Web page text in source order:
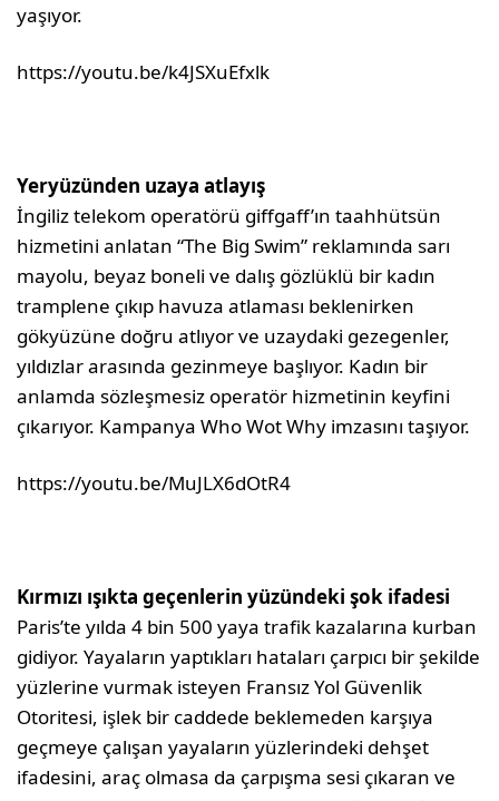
yaşıyor.
https://youtu.be/k4JSXuEfxlk
Yeryüzünden uzaya atlayış
İngiliz telekom operatörü giffgaff’ın taahhütsün
hizmetini anlatan “The Big Swim” reklamında sarı
mayolu, beyaz boneli ve dalış gözlüklü bir kadın
tramplene çıkıp havuza atlaması beklenirken
gökyüzüne doğru atlıyor ve uzaydaki gezegenler,
yıldızlar arasında gezinmeye başlıyor. Kadın bir
anlamda sözleşmesiz operatör hizmetinin keyfini
çıkarıyor. Kampanya Who Wot Why imzasını taşıyor.
https://youtu.be/MuJLX6dOtR4
Kırmızı ışıkta geçenlerin yüzündeki şok ifadesi
Paris’te yılda 4 bin 500 yaya trafik kazalarına kurban
gidiyor. Yayaların yaptıkları hataları çarpıcı bir şekilde
yüzlerine vurmak isteyen Fransız Yol Güvenlik
Otoritesi, işlek bir caddede beklemeden karşıya
geçmeye çalışan yayaların yüzlerindeki dehşet
ifadesini, araç olmasa da çarpışma sesi çıkaran ve